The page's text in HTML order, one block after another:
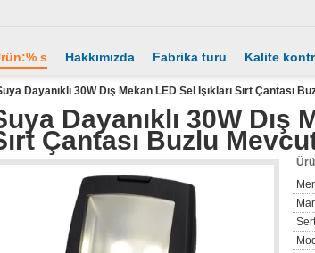
s Hakkımızda Fabrika turu Kalite
Dayanıklı 30W Dış Mekan LED Sel Işıkları Sırt Çantası
Dayanıklı 30W Dış
Çantası Buzlu